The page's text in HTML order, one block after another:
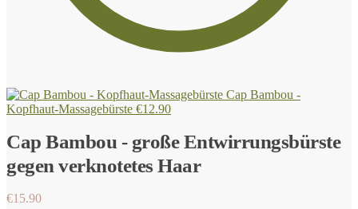
Cap Bambou -
Kopfhaut-Massagebürste €12.90
Cap Bambou - große Entwirrungsbürste
gegen verknotetes Haar
€15.90